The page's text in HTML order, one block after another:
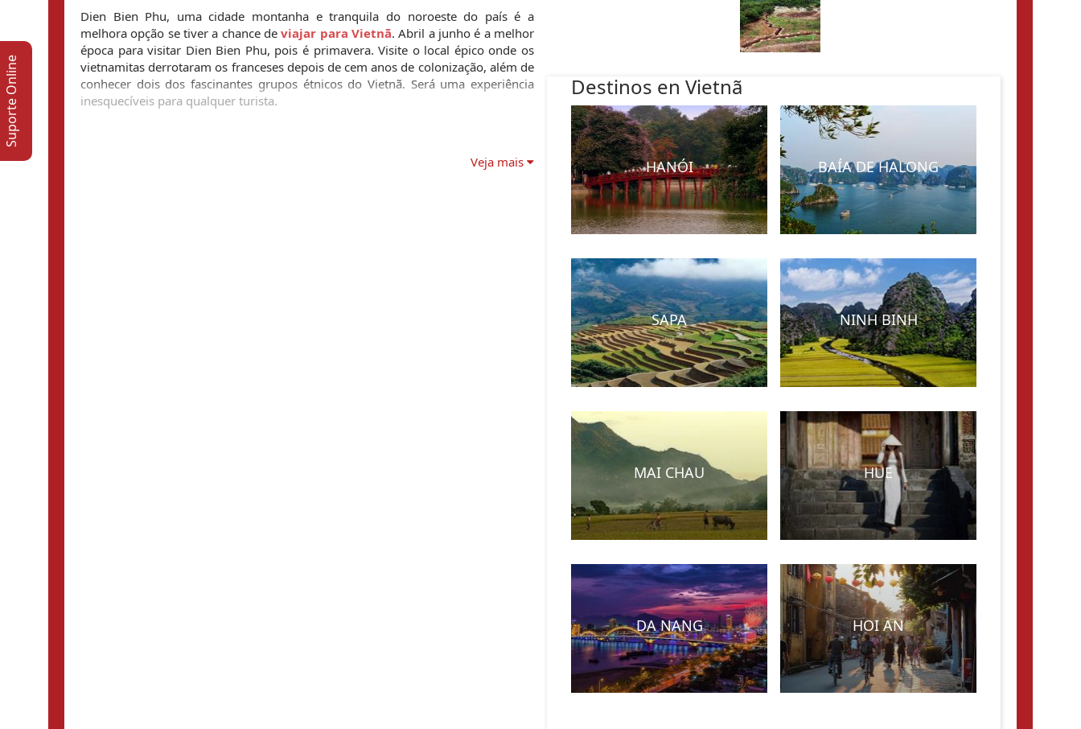
Dien Bien Phu, uma cidade montanha e tranquila do noroeste do país é a
melhora opção se tiver a chance de viajar para Vietnã. Abril a junho é a melhor
época para visitar Dien Bien Phu, pois é primavera. Visite o local épico onde os
vietnamitas derrotaram os franceses depois de cem anos de colonização, além de
conhecer dois dos fascinantes grupos étnicos do Vietnã. Será uma experiência
inesquecíveis para qualquer turista.
Veja mais
Destinos en Vietnã
HANÓI BAÍA DE HALONG
SAPA NINH BINH
MAI CHAU HUE
DA NANG HOI AN
Suporte Online